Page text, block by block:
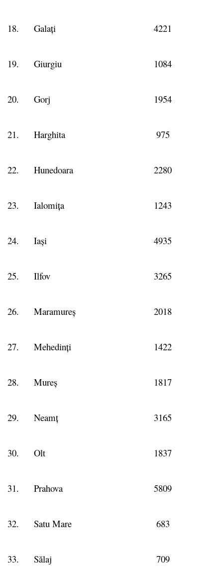
18. Galați 4221
19. Giurgiu 1084
20. Gorj 1954
21. Harghita 975
22. Hunedoara 2280
23. Ialomița 1243
24. Iași 4935
25. Ilfov 3265
26. Maramureș 2018
27. Mehedinți 1422
28. Mureș 1817
29. Neamț 3165
30. Olt 1837
31. Prahova 5809
32. Satu Mare 683
33. Sălaj 709